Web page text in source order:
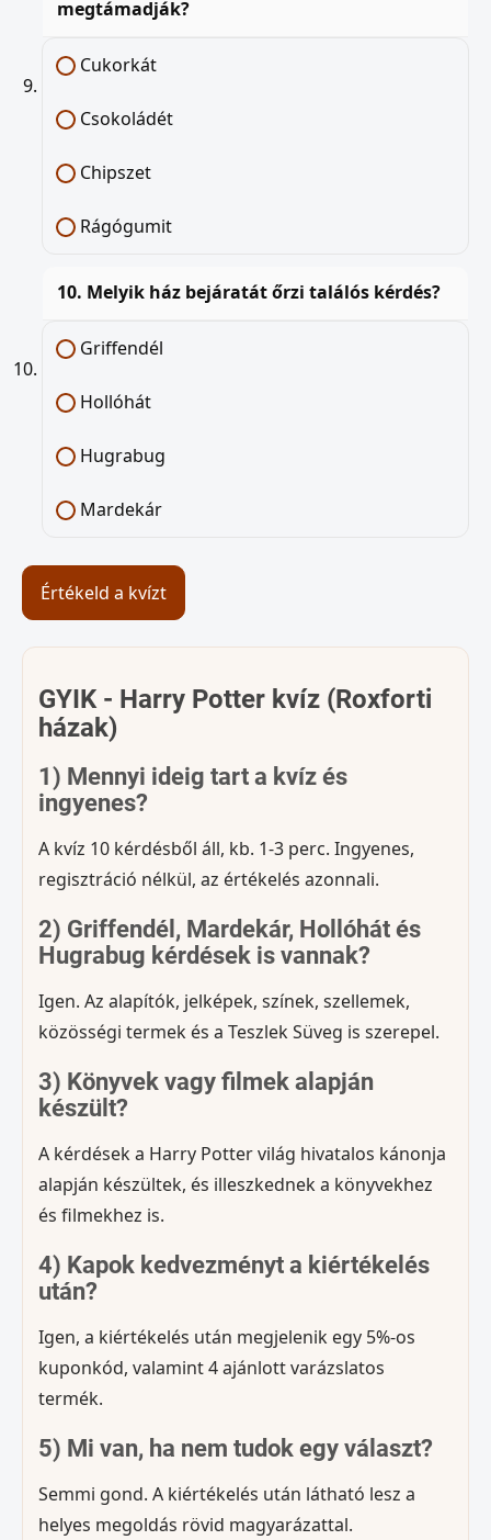
megtámadják?
Cukorkát
Csokoládét
Chipszet
Rágógumit
10. Melyik ház bejáratát őrzi találós kérdés?
Griffendél
Hollóhát
Hugrabug
Mardekár
Értékeld a kvízt
GYIK - Harry Potter kvíz (Roxforti
házak)
1) Mennyi ideig tart a kvíz és
ingyenes?
A kvíz 10 kérdésből áll, kb. 1-3 perc. Ingyenes,
regisztráció nélkül, az értékelés azonnali.
2) Griffendél, Mardekár, Hollóhát és
Hugrabug kérdések is vannak?
Igen. Az alapítók, jelképek, színek, szellemek,
közösségi termek és a Teszlek Süveg is szerepel.
3) Könyvek vagy filmek alapján
készült?
A kérdések a Harry Potter világ hivatalos kánonja
alapján készültek, és illeszkednek a könyvekhez
és filmekhez is.
4) Kapok kedvezményt a kiértékelés
után?
Igen, a kiértékelés után megjelenik egy 5%-os
kuponkód, valamint 4 ajánlott varázslatos
termék.
5) Mi van, ha nem tudok egy választ?
Semmi gond. A kiértékelés után látható lesz a
helyes megoldás rövid magyarázattal.